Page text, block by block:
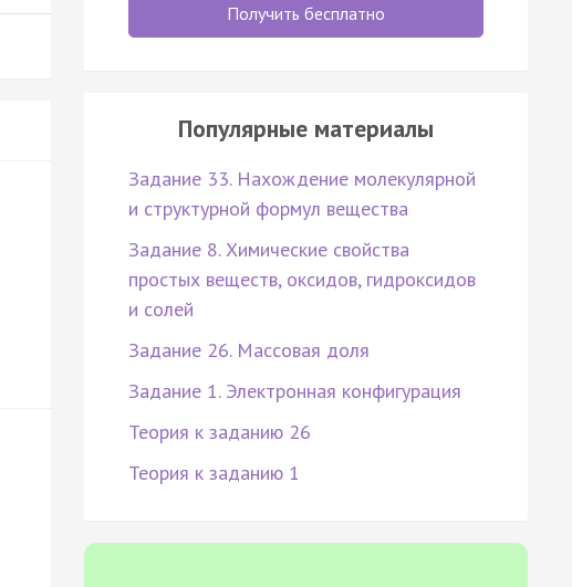
Получить бесплатно
Популярные материалы
Задание 33. Нахождение молекулярной
и структурной формул вещества
Задание 8. Химические свойства
простых веществ, оксидов, гидроксидов
и солей
Задание 26. Массовая доля
Задание 1. Электронная конфигурация
Теория к заданию 26
Теория к заданию 1